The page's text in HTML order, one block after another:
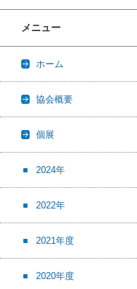
メニュー
ホーム
協会概要
個展
2024年
2022年
2021年度
2020年度